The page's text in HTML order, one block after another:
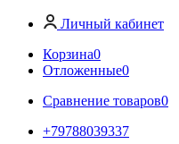
Личный кабинет
Корзина0
Отложенные0
Сравнение товаров0
+79788039337